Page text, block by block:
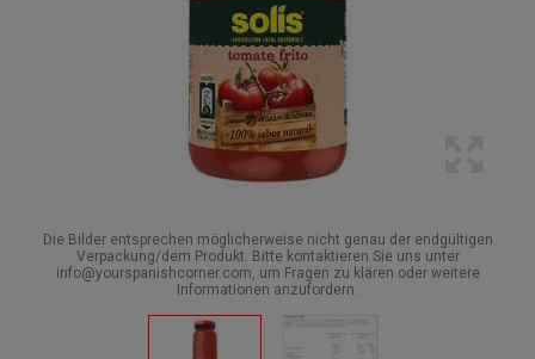
Die Bilder entsprechen möglicherweise nicht genau der endgültigen
Verpackung/dem Produkt. Bitte kontaktieren Sie uns unter
info@yourspanishcorner.com, um Fragen zu klären oder weitere
Informationen anzufordern.